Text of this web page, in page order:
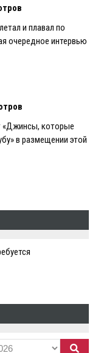
и плавал по
очередное интервью
«Джинсы, которые
в размещении этой